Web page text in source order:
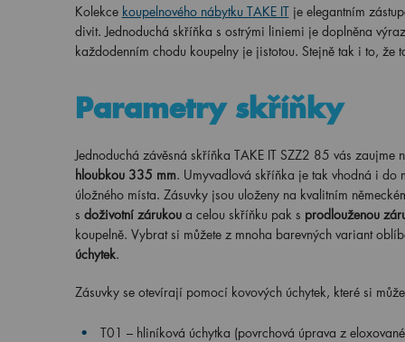
Kolekce koupelnového nábytku TAKE IT je elegantním
divit. Jednoduchá skříňka s ostrými liniemi je doplněna
každodenním chodu koupelny je jistotou. Stejně tak i to,
Parametry skříňky
Jednoduchá závěsná skříňka TAKE IT SZZ2 85 vás
hloubkou 335 mm. Umyvadlová skříňka je tak vhodná i do
úložného místa. Zásuvky jsou uloženy na kvalitním
s doživotní zárukou a celou skříňku pak s prodlouženou
koupelně. Vybrat si můžete z mnoha barevných variant
úchytek.
Zásuvky se otevírají pomocí kovových úchytek, které si
T01 – hliníková úchytka (povrchová úprava z